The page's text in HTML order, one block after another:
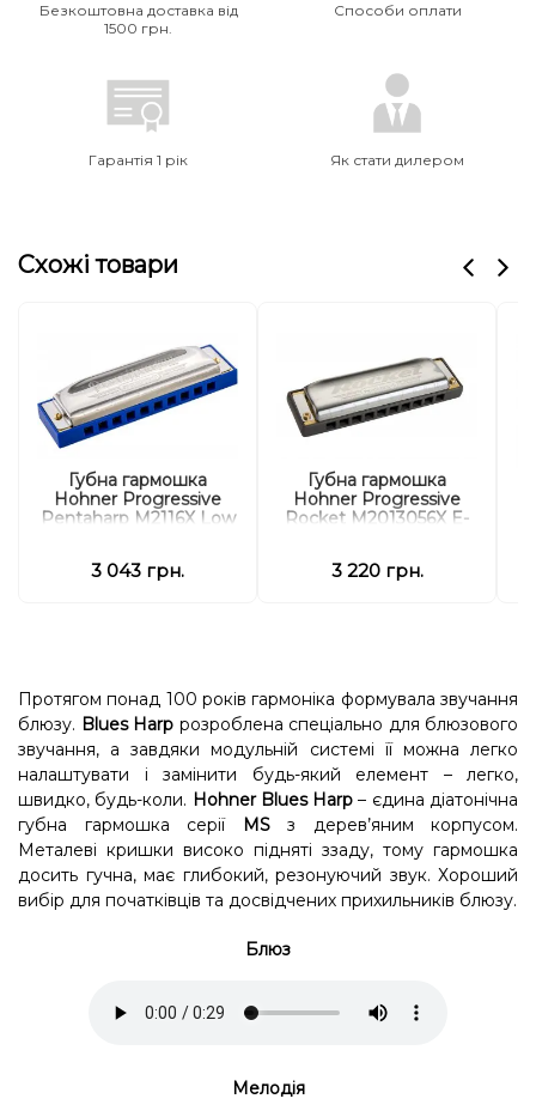
Безкоштовна доставка від
1500 грн.
Способи оплати
Гарантія 1 рік Як стати дилером
Схожі товари
Губна гармошка
Hohner Progressive
Pentaharp M2116X Low
3 043 грн.
Губна гармошка
Hohner Progressive
Rocket M2013056X E-
3 220 грн.
Протягом понад 100 років гармоніка формувала звучання
блюзу. Blues Harp розроблена спеціально для блюзового
звучання, а завдяки модульній системі її можна легко
налаштувати і замінити будь-який елемент – легко,
швидко, будь-коли. Hohner Blues Harp – єдина діатонічна
губна гармошка серії
MS з дерев’яним корпусом.
Металеві кришки високо підняті ззаду, тому гармошка
досить гучна, має глибокий, резонуючий звук. Хороший
вибір для початківців та досвідчених прихильників блюзу.
Блюз
Мелодія